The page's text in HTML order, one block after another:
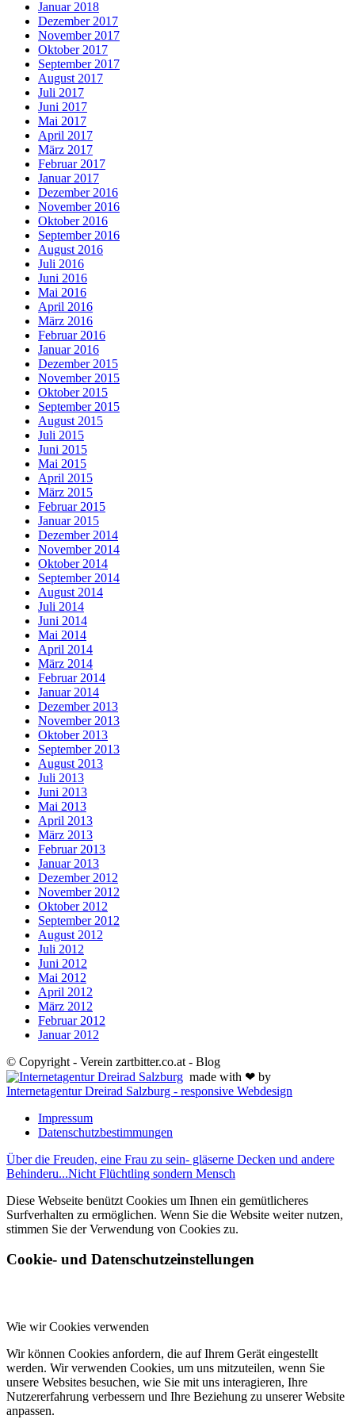
Januar 2018
Dezember 2017
November 2017
Oktober 2017
September 2017
August 2017
Juli 2017
Juni 2017
Mai 2017
April 2017
März 2017
Februar 2017
Januar 2017
Dezember 2016
November 2016
Oktober 2016
September 2016
August 2016
Juli 2016
Juni 2016
Mai 2016
April 2016
März 2016
Februar 2016
Januar 2016
Dezember 2015
November 2015
Oktober 2015
September 2015
August 2015
Juli 2015
Juni 2015
Mai 2015
April 2015
März 2015
Februar 2015
Januar 2015
Dezember 2014
November 2014
Oktober 2014
September 2014
August 2014
Juli 2014
Juni 2014
Mai 2014
April 2014
März 2014
Februar 2014
Januar 2014
Dezember 2013
November 2013
Oktober 2013
September 2013
August 2013
Juli 2013
Juni 2013
Mai 2013
April 2013
März 2013
Februar 2013
Januar 2013
Dezember 2012
November 2012
Oktober 2012
September 2012
August 2012
Juli 2012
Juni 2012
Mai 2012
April 2012
März 2012
Februar 2012
Januar 2012
© Copyright - Verein zartbitter.co.at - Blog
made with ❤ by
Internetagentur Dreirad Salzburg - responsive Webdesign
Impressum
Datenschutzbestimmungen
Über die Freuden, eine Frau zu sein- gläserne Decken und andere
Behinderu...Nicht Flüchtling sondern Mensch
Diese Webseite benützt Cookies um Ihnen ein gemütlicheres
Surfverhalten zu ermöglichen. Wenn Sie die Website weiter nutzen,
stimmen Sie der Verwendung von Cookies zu.
Cookie- und Datenschutzeinstellungen
Wie wir Cookies verwenden
Wir können Cookies anfordern, die auf Ihrem Gerät eingestellt
werden. Wir verwenden Cookies, um uns mitzuteilen, wenn Sie
unsere Websites besuchen, wie Sie mit uns interagieren, Ihre
Nutzererfahrung verbessern und Ihre Beziehung zu unserer Website
anpassen.